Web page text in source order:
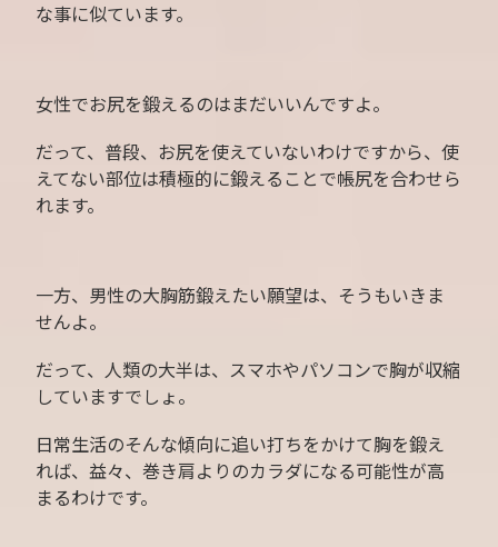
な事に似ています。
女性でお尻を鍛えるのはまだいいんですよ。
だって、普段、お尻を使えていないわけですから、使
えてない部位は積極的に鍛えることで帳尻を合わせら
れます。
一方、男性の大胸筋鍛えたい願望は、そうもいきま
せんよ。
だって、人類の大半は、スマホやパソコンで胸が収縮
していますでしょ。
日常生活のそんな傾向に追い打ちをかけて胸を鍛え
れば、益々、巻き肩よりのカラダになる可能性が高
まるわけです。